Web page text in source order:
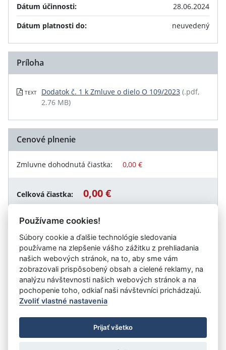
Dátum účinnosti:
28.06.2024
Dátum platnosti do:
neuvedený
Príloha
TEXT Dodatok č. 1 k Zmluve o dielo O 109/2023 (.pdf,
2.76 MB)
Cenové plnenie
Zmluvne dohodnutá čiastka: 0,00 €
Celková čiastka: 0,00 €
Návrat späť
Vystavil: Dopravný podnik Bratislava, akciová spoločnosť
Úrad vlády SR
- Všetky práva vyhradené
Prehlásenie o prístupnosti
Zmluvy do 31.12.2010
Nastavenia cookies
Používame cookies!
Súbory cookie a ďalšie technológie sledovania
používame na zlepšenie vášho zážitku z prehliadania
našich webových stránok, na to, aby sme vám
zobrazovali prispôsobený obsah a cielené reklamy, na
analýzu návštevnosti našich webových stránok a na
pochopenie toho, odkiaľ naši návštevníci prichádzajú.
Zvoliť vlastné nastavenia
Prijať všetko